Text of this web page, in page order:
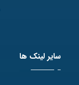
سایر لینک ها